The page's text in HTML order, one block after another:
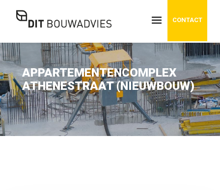
CONTACT
APPARTEMENTENCOMPLEX
ATHENESTRAAT (NIEUWBOUW)